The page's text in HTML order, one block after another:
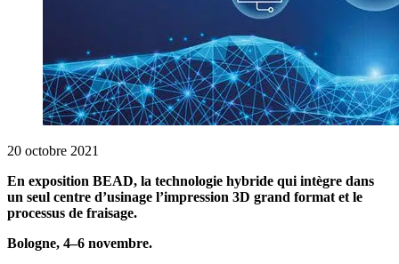
20 octobre 2021
En exposition BEAD, la technologie hybride qui intègre dans
un seul centre d’usinage l’impression 3D grand format et le
processus de fraisage.
Bologne, 4–6 novembre.